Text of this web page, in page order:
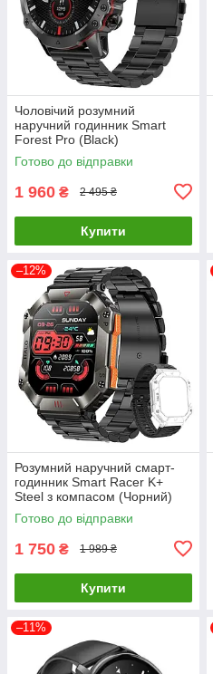
Чоловічий розумний
наручний годинник Smart
Forest Pro (Black)
Готово до відправки
1 960 ₴ 2 495 ₴
Купити
–12%
Розумний наручний смарт-
годинник Smart Racer K+
Steel з компасом (Чорний)
Готово до відправки
1 750 ₴ 1 989 ₴
Купити
–11%